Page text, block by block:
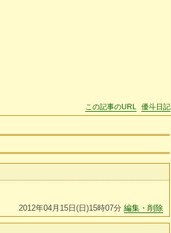
この記事のURL 優斗日記
2012年04月15日(日)15時07分 編集・削除